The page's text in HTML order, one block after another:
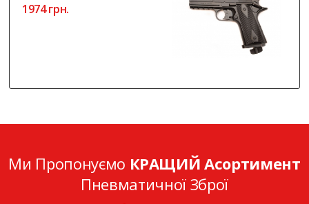
1974 грн.
Ми Пропонуємо КРАЩИЙ Асортимент
Пневматичної Зброї